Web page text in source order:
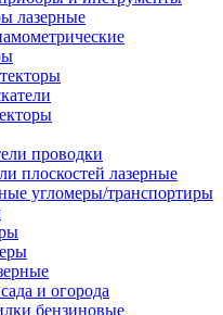
лазерные
проводки
плоскостей лазерные
угломеры/транспортиры
и огорода
бензиновые